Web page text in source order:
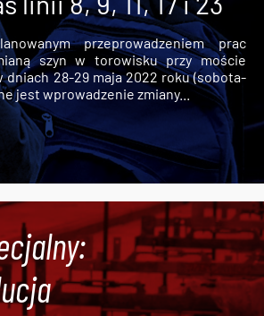
przeprowadzeniem prac
szyn w torowisku przy moście
dniach 28-29 maja 2022 roku (sobota-
jest wprowadzenie zmiany...